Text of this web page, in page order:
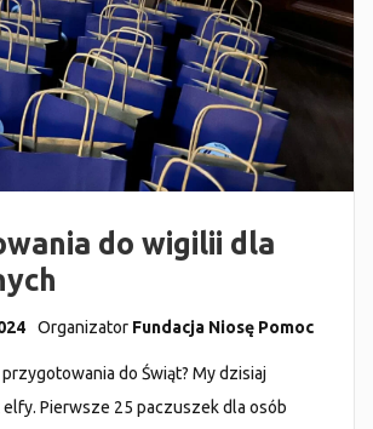
do wigilii dla
Organizator Fundacja Niosę Pomoc
do Świąt? My dzisiaj
elfy. Pierwsze 25 paczuszek dla osób